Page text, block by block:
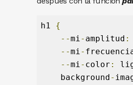
h1 {
--mi- amplitud :
--mi-
--mi- color :
    background
-